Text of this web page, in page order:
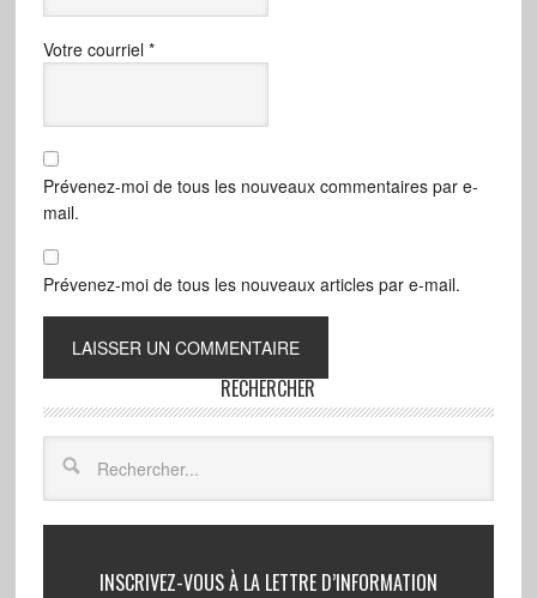
Votre courriel *
Prévenez-moi de tous les nouveaux commentaires par e-
mail.
Prévenez-moi de tous les nouveaux articles par e-mail.
RECHERCHER
INSCRIVEZ-VOUS À LA LETTRE D’INFORMATION